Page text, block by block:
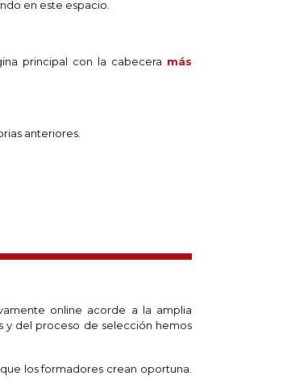
en este espacio.
principal con la cabecera más
anteriores.
online acorde a la amplia
y del proceso de selección hemos
los formadores crean oportuna.